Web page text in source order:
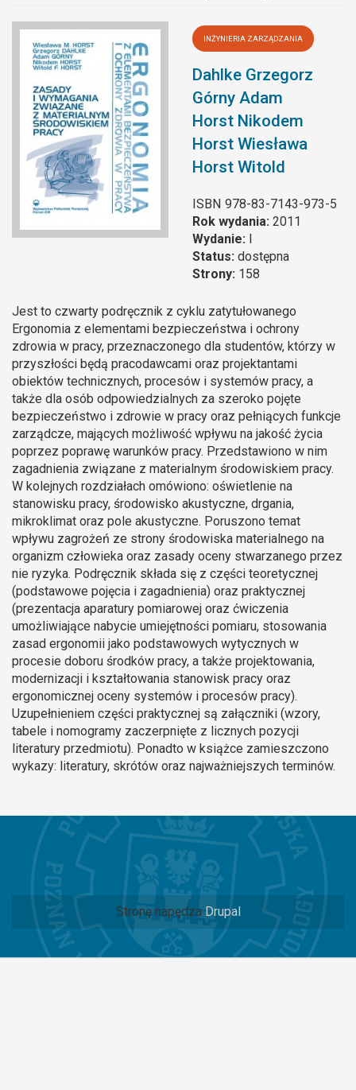
INŻYNIERIA ZARZĄDZANIA
Dahlke Grzegorz
Górny Adam
Horst Nikodem
Horst Wiesława
Horst Witold
ISBN 978-83-7143-973-5
Rok wydania: 2011
Wydanie: I
Status: dostępna
Strony: 158
Jest to czwarty podręcznik z cyklu zatytułowanego
Ergonomia z elementami bezpieczeństwa i ochrony
zdrowia w pracy, przeznaczonego dla studentów, którzy w
przyszłości będą pracodawcami oraz projektantami
obiektów technicznych, procesów i systemów pracy, a
także dla osób odpowiedzialnych za szeroko pojęte
bezpieczeństwo i zdrowie w pracy oraz pełniących funkcje
zarządcze, mających możliwość wpływu na jakość życia
poprzez poprawę warunków pracy. Przedstawiono w nim
zagadnienia związane z materialnym środowiskiem pracy.
W kolejnych rozdziałach omówiono: oświetlenie na
stanowisku pracy, środowisko akustyczne, drgania,
mikroklimat oraz pole akustyczne. Poruszono temat
wpływu zagrożeń ze strony środowiska materialnego na
organizm człowieka oraz zasady oceny stwarzanego przez
nie ryzyka. Podręcznik składa się z części teoretycznej
(podstawowe pojęcia i zagadnienia) oraz praktycznej
(prezentacja aparatury pomiarowej oraz ćwiczenia
umożliwiające nabycie umiejętności pomiaru, stosowania
zasad ergonomii jako podstawowych wytycznych w
procesie doboru środków pracy, a także projektowania,
modernizacji i kształtowania stanowisk pracy oraz
ergonomicznej oceny systemów i procesów pracy).
Uzupełnieniem części praktycznej są załączniki (wzory,
tabele i nomogramy zaczerpnięte z licznych pozycji
literatury przedmiotu). Ponadto w książce zamieszczono
wykazy: literatury, skrótów oraz najważniejszych terminów.
Stronę napędza Drupal